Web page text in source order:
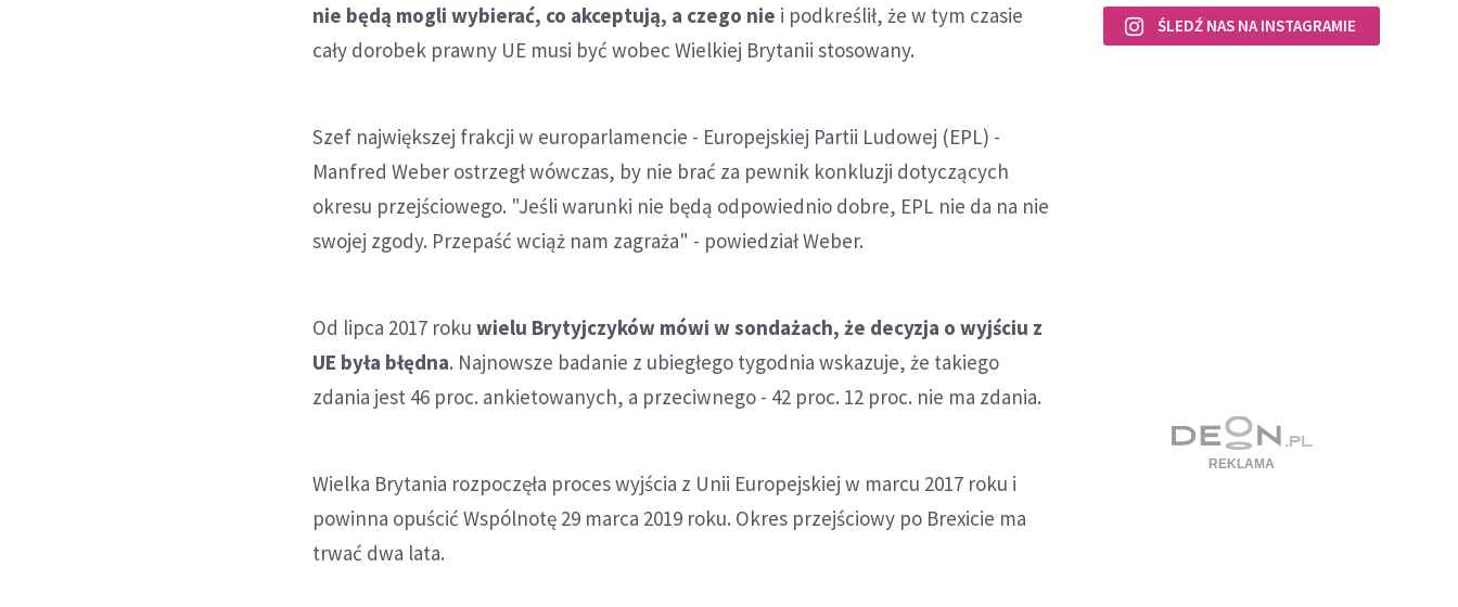
nie będą mogli wybierać, co akceptują, a czego nie i podkreślił, że w tym czasie
cały dorobek prawny UE musi być wobec Wielkiej Brytanii stosowany.
Szef największej frakcji w europarlamencie - Europejskiej Partii Ludowej (EPL) -
Manfred Weber ostrzegł wówczas, by nie brać za pewnik konkluzji dotyczących
okresu przejściowego. "Jeśli warunki nie będą odpowiednio dobre, EPL nie da na nie
swojej zgody. Przepaść wciąż nam zagraża" - powiedział Weber.
Od lipca 2017 rokuwielu Brytyjczyków mówi w sondażach, że decyzja o wyjściu z
UE była błędna. Najnowsze badanie z ubiegłego tygodnia wskazuje, że takiego
zdania jest 46 proc. ankietowanych, a przeciwnego - 42 proc. 12 proc. nie ma zdania.
Wielka Brytania rozpoczęła proces wyjścia z Unii Europejskiej w marcu 2017 roku i
powinna opuścić Wspólnotę 29 marca 2019 roku. Okres przejściowy po Brexicie ma
trwać dwa lata.
ŚLEDŹ NAS NA INSTAGRAMIE